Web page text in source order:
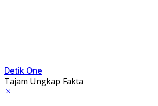
Detik One
Tajam Ungkap Fakta